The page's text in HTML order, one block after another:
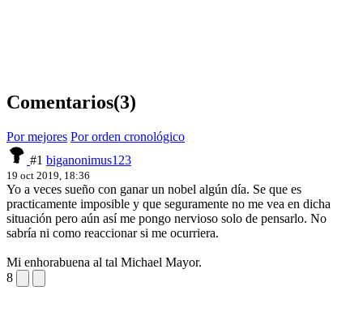
Comentarios(3)
Por mejores Por orden cronológico
#1 biganonimus123
19 oct 2019, 18:36
Yo a veces sueño con ganar un nobel algún día. Se que es
practicamente imposible y que seguramente no me vea en dicha
situación pero aún así me pongo nervioso solo de pensarlo. No
sabría ni como reaccionar si me ocurriera.
Mi enhorabuena al tal Michael Mayor.
8